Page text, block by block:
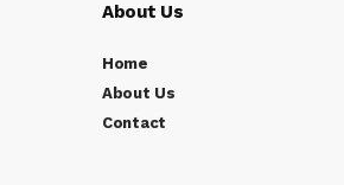
About Us
Home
About Us
Contact